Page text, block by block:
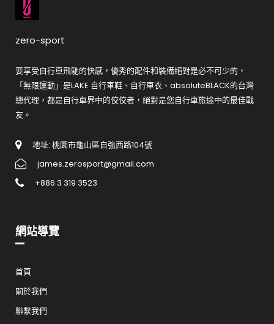
zero-sport
要享受自行車飛馳的快感，優秀的配件和裝備絕對是必不可少的，
「無限運動」是LAKE 自行車鞋、自行車衣、absoluteBLACK的台灣
總代理，都是自行車界中的佼佼者，絕對是您自行車旅途中的最佳戰
友。
地址: 桃園市龜山區自強西路104號
james.zerosport@gmail.com
+886 3 319 3523
網站導覽
首頁
關於我們
聯繫我們